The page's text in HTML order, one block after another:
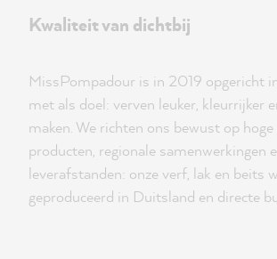
Kwaliteit van dichtbij
MissPompadour is in 2019 opgericht
met als doel: verven leuker, kleurrijker
maken. We richten ons bewust op
producten, regionale samenwerkingen
leverafstanden: onze verf, lak en beits
geproduceerd in Duitsland en directe